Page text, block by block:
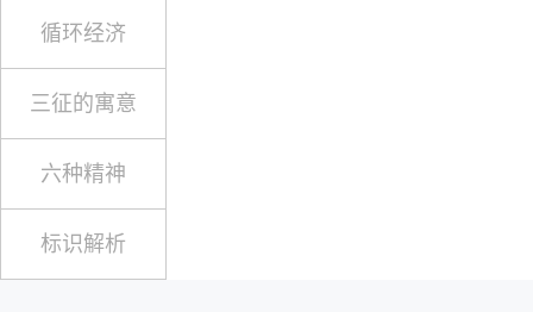
循环经济
三征的寓意
六种精神
标识解析